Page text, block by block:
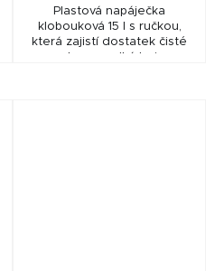
Plastová napáječka
klobouková 15 l s ručkou,
která zajistí dostatek čisté
vody pro velká hejna